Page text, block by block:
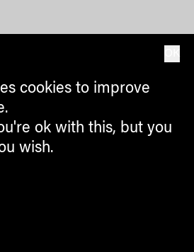
cookies to improve
ok with this, but you
wish.